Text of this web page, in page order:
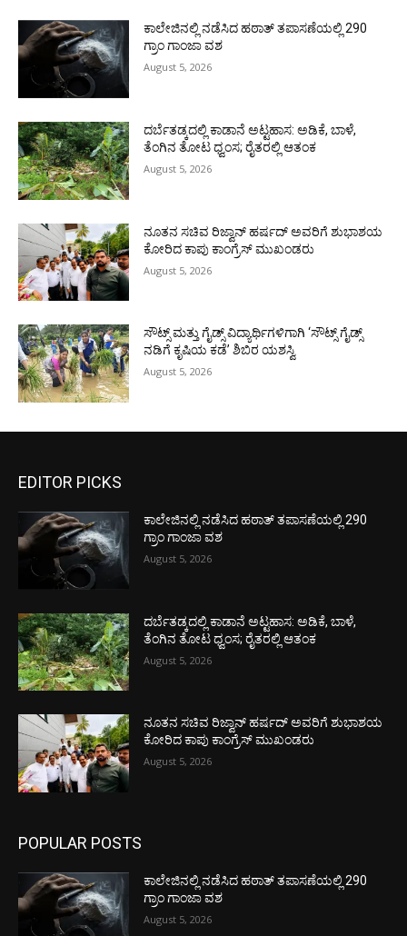
ಕಾಲೇಜಿನಲ್ಲಿ ನಡೆಸಿದ ಹಠಾತ್ ತಪಾಸಣೆಯಲ್ಲಿ 290
ಗ್ರಾಂ ಗಾಂಜಾ ವಶ
August 5, 2026
ದರ್ಬೆತಡ್ಕದಲ್ಲಿ ಕಾಡಾನೆ ಅಟ್ಟಹಾಸ: ಅಡಿಕೆ, ಬಾಳೆ,
ತೆಂಗಿನ ತೋಟ ಧ್ವಂಸ; ರೈತರಲ್ಲಿ ಆತಂಕ
August 5, 2026
ನೂತನ ಸಚಿವ ರಿಜ್ವಾನ್ ಹರ್ಷದ್ ಅವರಿಗೆ ಶುಭಾಶಯ
ಕೋರಿದ ಕಾಪು ಕಾಂಗ್ರೆಸ್ ಮುಖಂಡರು
August 5, 2026
ಸೌಟ್ಸ್ ಮತ್ತು ಗೈಡ್ಸ್ ವಿದ್ಯಾರ್ಥಿಗಳಿಗಾಗಿ ‘ಸೌಟ್ಸ್ ಗೈಡ್ಸ್
ನಡಿಗೆ ಕೃಷಿಯ ಕಡೆ’ ಶಿಬಿರ ಯಶಸ್ವಿ
August 5, 2026
EDITOR PICKS
ಕಾಲೇಜಿನಲ್ಲಿ ನಡೆಸಿದ ಹಠಾತ್ ತಪಾಸಣೆಯಲ್ಲಿ 290
ಗ್ರಾಂ ಗಾಂಜಾ ವಶ
August 5, 2026
ದರ್ಬೆತಡ್ಕದಲ್ಲಿ ಕಾಡಾನೆ ಅಟ್ಟಹಾಸ: ಅಡಿಕೆ, ಬಾಳೆ,
ತೆಂಗಿನ ತೋಟ ಧ್ವಂಸ; ರೈತರಲ್ಲಿ ಆತಂಕ
August 5, 2026
ನೂತನ ಸಚಿವ ರಿಜ್ವಾನ್ ಹರ್ಷದ್ ಅವರಿಗೆ ಶುಭಾಶಯ
ಕೋರಿದ ಕಾಪು ಕಾಂಗ್ರೆಸ್ ಮುಖಂಡರು
August 5, 2026
POPULAR POSTS
ಕಾಲೇಜಿನಲ್ಲಿ ನಡೆಸಿದ ಹಠಾತ್ ತಪಾಸಣೆಯಲ್ಲಿ 290
ಗ್ರಾಂ ಗಾಂಜಾ ವಶ
August 5, 2026